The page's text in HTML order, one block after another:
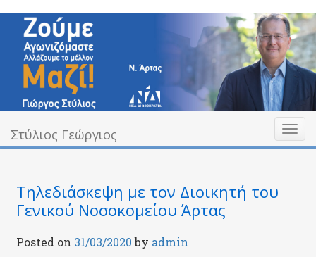
content
Στύλιος Γεώργιος
Υπεύθυνα Δίπλα σας Toggle
Στύλιος Γεώργιος
Τηλεδιάσκεψη με τον Διοικητή του
Γενικού Νοσοκομείου Άρτας
Posted on 31/03/2020by admin